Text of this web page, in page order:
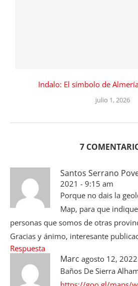
Indalo: El símbolo de
julio 1, 2026
7
Santos Serrano
2021 - 9:15 am
Porque no dais la
Map, para que
personas que somos de otras
Gracias y ánimo, interesante
Respuesta
Marc agosto 12,
Baños De Sierra